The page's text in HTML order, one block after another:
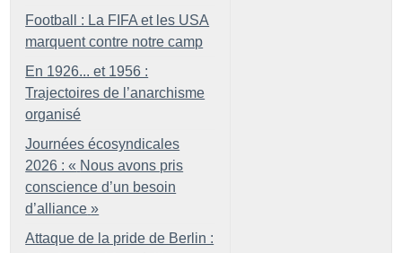
Football : La FIFA et les USA
marquent contre notre camp
En 1926... et 1956 :
Trajectoires de l’anarchisme
organisé
Journées écosyndicales
2026 : « Nous avons pris
conscience d’un besoin
d’alliance »
Attaque de la pride de Berlin :